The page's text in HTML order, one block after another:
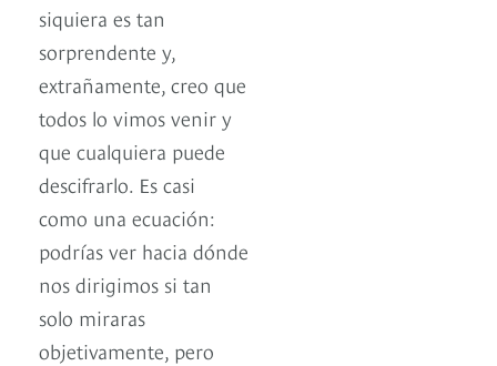
siquiera es tan
sorprendente y,
extrañamente, creo que
todos lo vimos venir y
que cualquiera puede
descifrarlo. Es casi
como una ecuación:
podrías ver hacia dónde
nos dirigimos si tan
solo miraras
objetivamente, pero